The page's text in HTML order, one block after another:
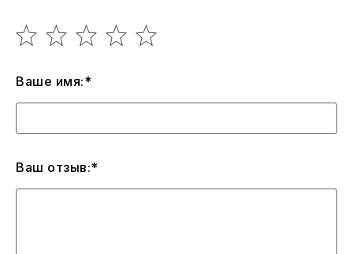
Ваше имя:*
Ваш отзыв:*